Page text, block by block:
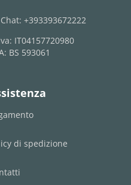
Chat: +393393672222
IT04157720980
BS 593061
di spedizione